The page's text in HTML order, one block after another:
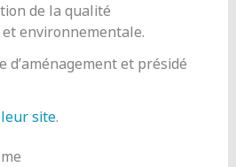
de la qualité
environnementale.
d’aménagement et présidé
leur site.